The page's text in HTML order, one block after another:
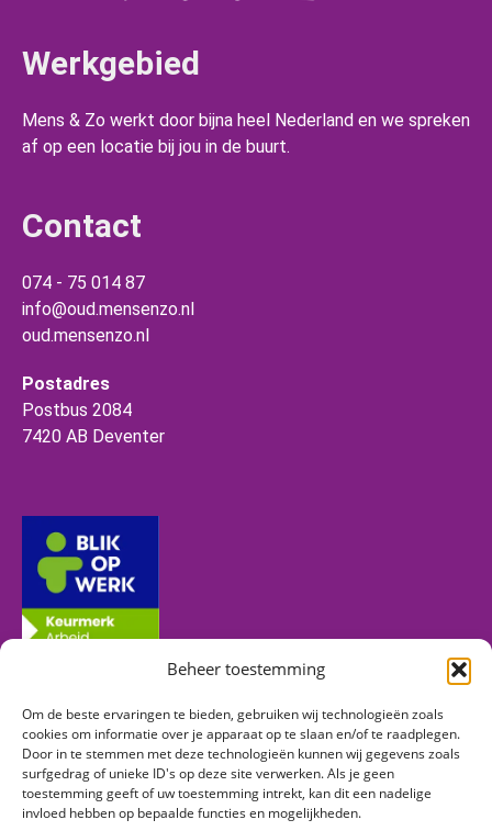
Beheer toestemming
Om de beste ervaringen te bieden, gebruiken wij technologieën zoals
cookies om informatie over je apparaat op te slaan en/of te raadplegen.
Door in te stemmen met deze technologieën kunnen wij gegevens zoals
surfgedrag of unieke ID's op deze site verwerken. Als je geen
toestemming geeft of uw toestemming intrekt, kan dit een nadelige
invloed hebben op bepaalde functies en mogelijkheden.
Werkgebied
Mens & Zo werkt door bijna heel Nederland en we spreken
af op een locatie bij jou in de buurt.
Contact
074 - 75 014 87
info@oud.mensenzo.nl
oud.mensenzo.nl
Postadres
Postbus 2084
7420 AB Deventer
Volg ons
Vind ons op:
FacebookLinkedinInstagram